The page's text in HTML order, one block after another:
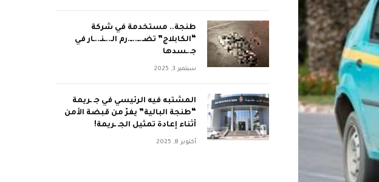
طنجة.. مستخدمة في شركة
“الكابلاج” تضـ.ــ..ــ.رم الـ..ـنـ..ـار في
جـ.ـسدها
سبتمبر 3, 2025
المشتبه فيه الرئيسي في جـ ـريمة
“طنجة البالية” يفرّ من قبضة الأمن
أثناء إعادة تمثيل الجـ ـريمة!
أكتوبر 8, 2025